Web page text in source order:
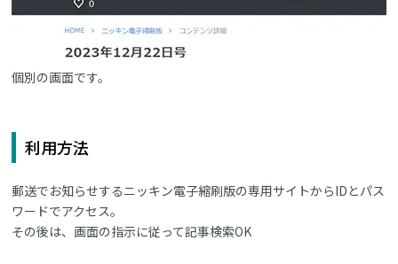
個別の画面です。
利用方法
郵送でお知らせするニッキン電子縮刷版の専用サイトからIDとパス
ワードでアクセス。
その後は、画面の指示に従って記事検索OK